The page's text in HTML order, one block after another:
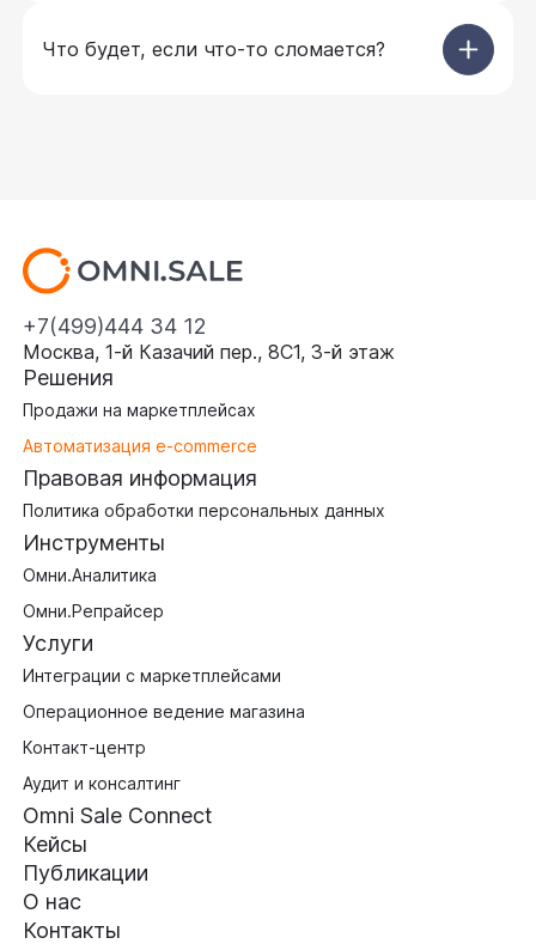
Что будет, если что-то сломается?
+7(499)444 34 12
Москва, 1-й Казачий пер., 8С1, 3‑й этаж
Решения
Продажи на маркетплейсах
Автоматизация e-commerce
Правовая информация
Политика обработки персональных данных
Инструменты
Омни.Аналитика
Омни.Репрайсер
Услуги
Интеграции с маркетплейсами
Операционное ведение магазина
Контакт-центр
Аудит и консалтинг
Omni Sale Connect
Кейсы
Публикации
О нас
Контакты